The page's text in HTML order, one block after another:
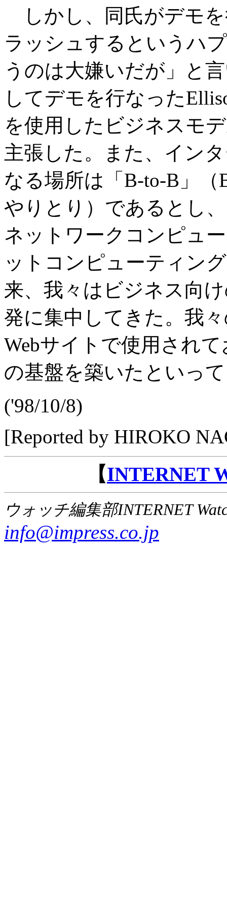
しかし、同氏がデモ
ラッシュするというハ
うのは大嫌いだが」と
してデモを行なった
を使用したビジネスモ
主張した。また、イン
なる場所は「B-to-B」（
やりとり）であるとし
ネットワークコンピュ
ットコンピューティン
来、我々はビジネス向
発に集中してきた。我
Webサイトで使用され
の基盤を築いたといっ
('98/10/8)
[Reported by HIROKO
【INTERNET
ウォッチ編集部INTERNET
info@impress.co.jp